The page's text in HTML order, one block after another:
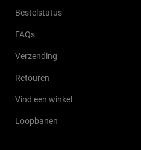
Bestelstatus
FAQs
Verzending
Retouren
Vind een winkel
Loopbanen